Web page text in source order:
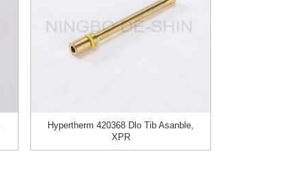
Hypertherm 420368 Dlo Tib Asanble,
XPR